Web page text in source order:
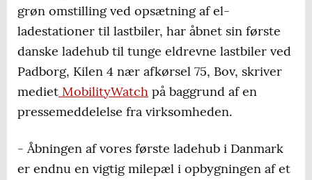
grøn omstilling ved opsætning af el-
ladestationer til lastbiler, har åbnet sin første
danske ladehub til tunge eldrevne lastbiler ved
Padborg, Kilen 4 nær afkørsel 75, Bov, skriver
mediet MobilityWatch på baggrund af en
pressemeddelelse fra virksomheden.
- Åbningen af vores første ladehub i Danmark
er endnu en vigtig milepæl i opbygningen af et